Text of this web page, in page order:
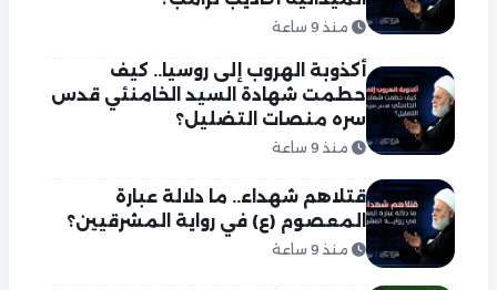
منذ 9 ساعة
أكذوبة الهروب إلى روسيا.. كيف
حطمت شهادة السيد الخامنئي قدس
سره منصات التضليل؟
منذ 9 ساعة
قتلاهم شهداء.. ما دلالة عبارة
المعصوم (ع) في رواية المشرقيين؟
منذ 9 ساعة